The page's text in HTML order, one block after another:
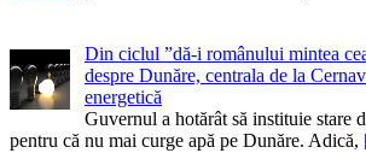
Din ciclul ”dă-i românului mintea
despre Dunăre, centrala de la
energetică
Guvernul a hotărât să instituie stare
pentru că nu mai curge apă pe Dunăre. Adică,